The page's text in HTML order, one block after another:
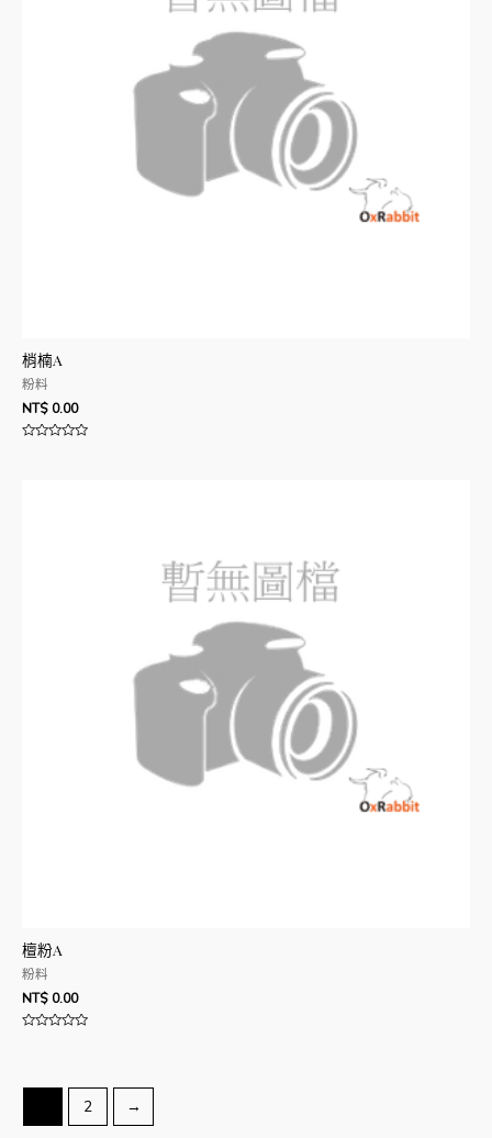
梢楠A
粉料
NT$ 0.00
檀粉A
粉料
NT$ 0.00
分
2 →